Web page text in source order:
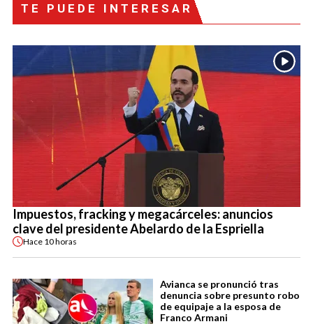
TE PUEDE INTERESAR
Impuestos, fracking y megacárceles: anuncios
clave del presidente Abelardo de la Espriella
Hace 10 horas
Avianca se pronunció tras
denuncia sobre presunto robo
de equipaje a la esposa de
Franco Armani